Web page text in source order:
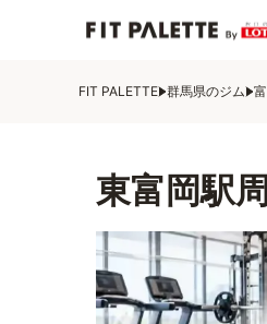
FIT PALETTE 群馬県のジム
東富岡駅